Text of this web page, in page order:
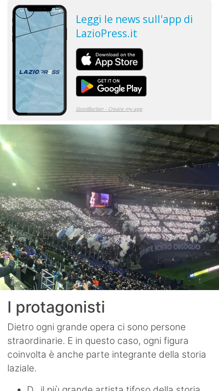
I protagonisti
Dietro ogni grande opera ci sono persone
straordinarie. E in questo caso, ogni figura
coinvolta è anche parte integrante della storia
laziale.